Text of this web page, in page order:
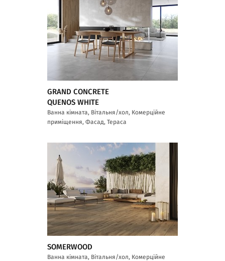
GRAND CONCRETE
QUENOS WHITE
Ванна кімната, Вітальня/хол, Комерційне
приміщення, Фасад, Тераса
SOMERWOOD
Ванна кімната, Вітальня/хол, Комерційне